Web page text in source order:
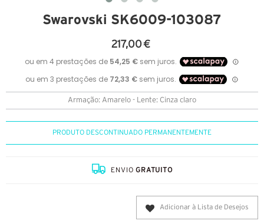
Swarovski SK6009-103087
217,00 €
Armação: Amarelo - Lente: Cinza claro
PRODUTO DESCONTINUADO PERMANENTEMENTE
ENVIOGRATUITO
Adicionar à Lista de Desejos